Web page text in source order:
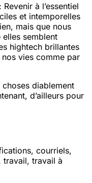
à l’essentiel
et intemporelles
mais que nous
semblent
hightech brillantes
vies comme par
diablement
d’ailleurs pour
courriels,
travail, travail à